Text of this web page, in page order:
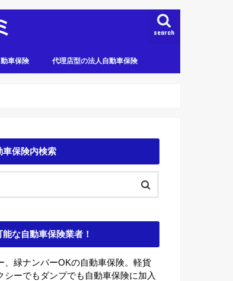
search
車保険 代理店型の法人自動車保険
車保険内検索
な自動車保険業者！
、緑ナンバーOKの自動車保険。軽貨
シーでもダンプでも自動車保険に加入